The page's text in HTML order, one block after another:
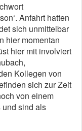
Anfahrt hatten
sich unmittelbar
hier momentan
hier mit involviert
Kollegen von
sich zur Zeit
von einem
sind als